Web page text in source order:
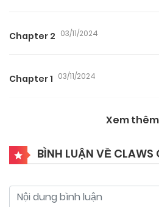
Chapter 2 03/11/2024
Chapter 1 03/11/2024
Xem thêm
BÌNH LUẬN VỀ CLAWS